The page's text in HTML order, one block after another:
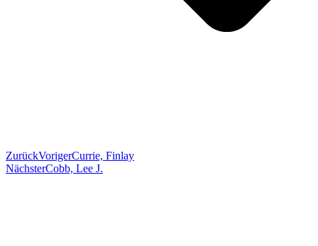
ZurückVorigerCurrie, Finlay
NächsterCobb, Lee J.